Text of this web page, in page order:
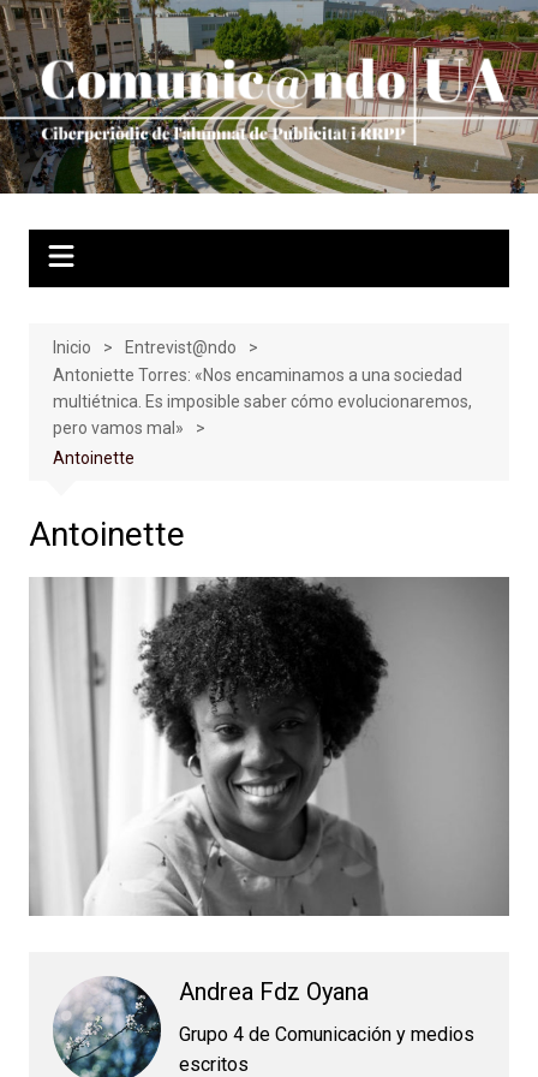
Saltar
al
contenido
Inicio
Entrevist@ndo
Antoniette Torres: «Nos encaminamos a una sociedad
multiétnica. Es imposible saber cómo evolucionaremos,
pero vamos mal»
Antoinette
Antoinette
Andrea Fdz Oyana
Grupo 4 de Comunicación y medios
escritos